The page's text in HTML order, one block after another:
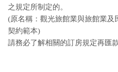
之規定所制定的。
(原名稱：觀光旅館業與旅館業
契約範本)
請務必了解相關的訂房規定再匯款